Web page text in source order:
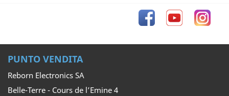
FacebookYouTube
PUNTO VENDITA
Reborn Electronics SA
Belle-Terre - Cours de l’Emine 4